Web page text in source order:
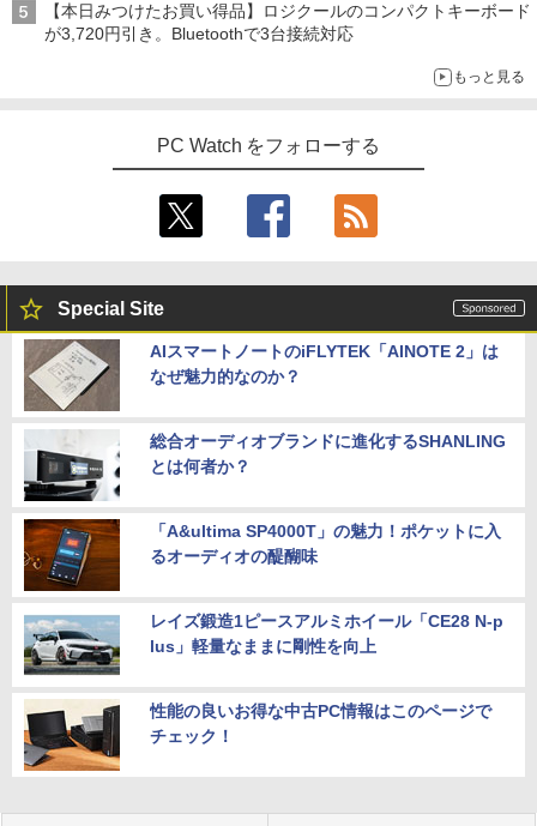
【本日みつけたお買い得品】ロジクールのコンパクトキーボード
が3,720円引き。Bluetoothで3台接続対応
もっと見る
PC Watch をフォローする
Special Site
AIスマートノートのiFLYTEK「AINOTE 2」は
なぜ魅力的なのか？
総合オーディオブランドに進化するSHANLING
とは何者か？
「A&ultima SP4000T」の魅力！ポケットに入
るオーディオの醍醐味
レイズ鍛造1ピースアルミホイール「CE28 N-p
lus」軽量なままに剛性を向上
性能の良いお得な中古PC情報はこのページで
チェック！